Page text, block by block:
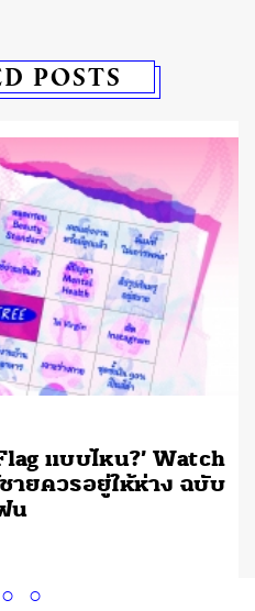
POSTS
แบบไหน?’ Watch
ยควรอยู่ให้ห่าง ฉบับ
น